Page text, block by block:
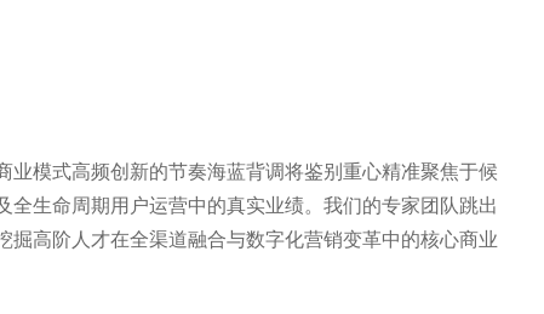
业模式高频创新的节奏海蓝背调将鉴别重心精准聚焦于候
全生命周期用户运营中的真实业绩。我们的专家团队跳出
掘高阶人才在全渠道融合与数字化营销变革中的核心商业